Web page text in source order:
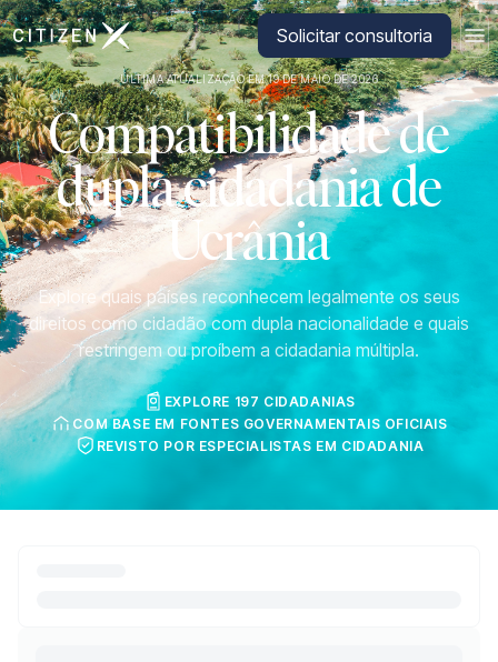
Ir para a página inicial da CitizenX Solicitar consultoria
ÚLTIMA ATUALIZAÇÃO EM 19 DE MAIO DE 2026
Compatibilidade de
dupla cidadania de
Ucrânia
Explore quais países reconhecem legalmente os seus
direitos como cidadão com dupla nacionalidade e quais
restringem ou proíbem a cidadania múltipla.
EXPLORE 197 CIDADANIAS
COM BASE EM FONTES GOVERNAMENTAIS OFICIAIS
REVISTO POR ESPECIALISTAS EM CIDADANIA